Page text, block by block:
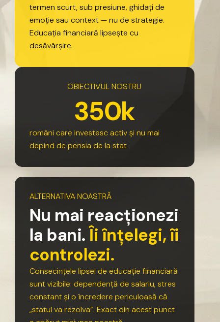
termen scurt, sub presiune, ghidați de
emoție sau context — nu de strategie.
Educația financiară lipsește cu
desăvârșire.
OBIECTIVUL NOSTRU
350k
români care investesc activ și nu mai
depind de pensia de la stat
ALTERNATIVA NOASTRĂ
Nu mai reacționezi
la bani.Îi înțelegi,îi
controlezi.
Consecințele lipsei de educație financiară
sunt vizibile: dependență de salariu, stres
constant și o încredere periculoasă că
„statul va rezolva”. Exact din acest punct